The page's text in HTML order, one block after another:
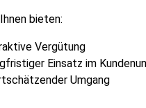
bieten:
Vergütung
Einsatz im
Umgang